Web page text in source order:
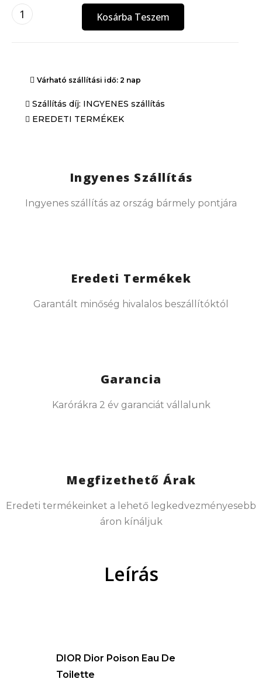
Kosárba Teszem
Várható szállítási idő: 2 nap
Szállítás díj: INGYENES szállítás
EREDETI TERMÉKEK
Ingyenes Szállítás
Ingyenes szállítás az ország bármely pontjára
Eredeti Termékek
Garantált minőség hivalalos beszállítóktól
Garancia
Karórákra 2 év garanciát vállalunk
Megfizethető Árak
Eredeti termékeinket a lehető legkedvezményesebb
áron kínáljuk
Leírás
DIOR Dior Poison Eau De
Toilette